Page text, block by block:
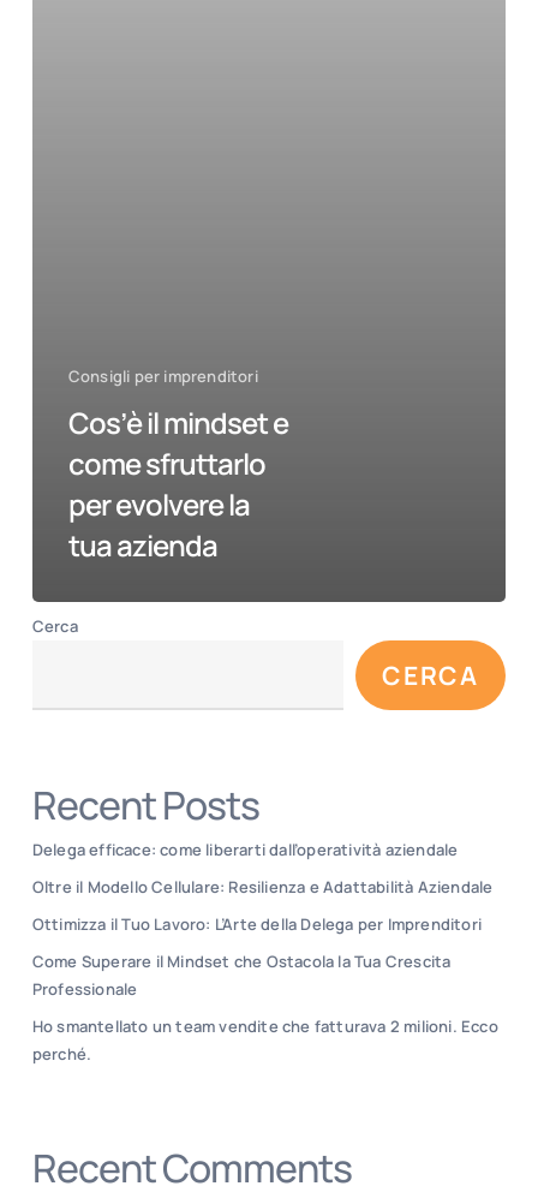
Consigli per imprenditori
Cos’è il mindset e
come sfruttarlo
per evolvere la
tua azienda
Cerca
CERCA
Recent Posts
Delega efficace: come liberarti dall’operatività aziendale
Oltre il Modello Cellulare: Resilienza e Adattabilità Aziendale
Ottimizza il Tuo Lavoro: L’Arte della Delega per Imprenditori
Come Superare il Mindset che Ostacola la Tua Crescita
Professionale
Ho smantellato un team vendite che fatturava 2 milioni. Ecco
perché.
Recent Comments